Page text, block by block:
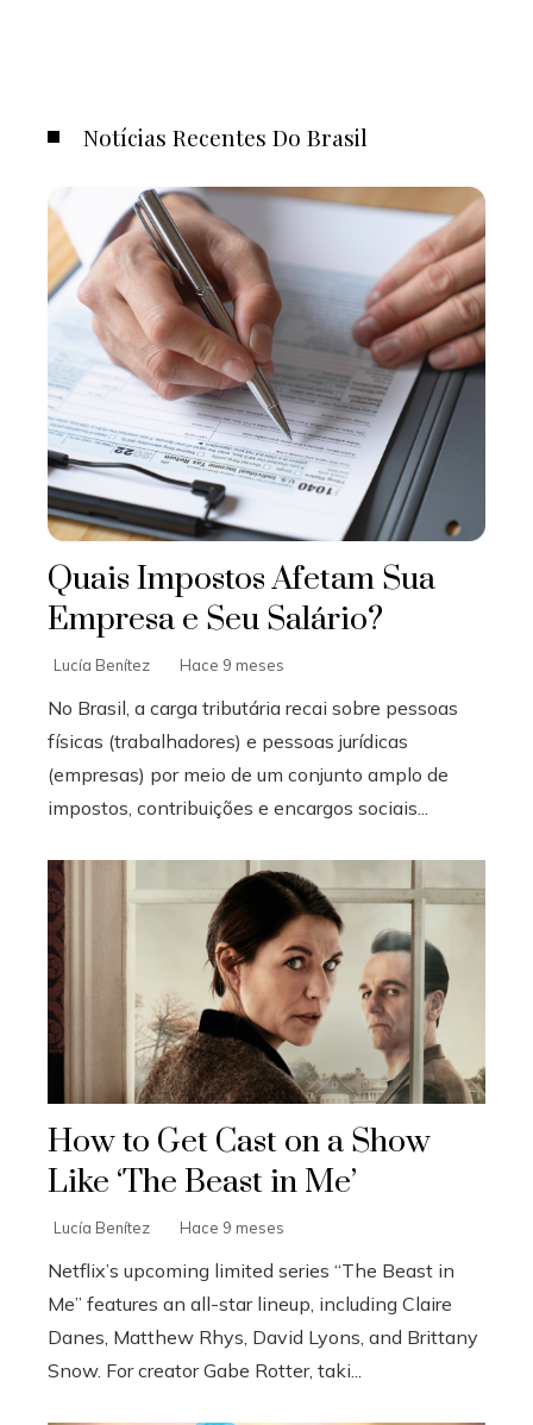
Notícias Recentes Do Brasil
Quais Impostos Afetam Sua
Empresa e Seu Salário?
Lucía Benítez Hace 9 meses
No Brasil, a carga tributária recai sobre pessoas
físicas (trabalhadores) e pessoas jurídicas
(empresas) por meio de um conjunto amplo de
impostos, contribuições e encargos sociais...
How to Get Cast on a Show
Like ‘The Beast in Me’
Lucía Benítez Hace 9 meses
Netflix’s upcoming limited series “The Beast in
Me” features an all-star lineup, including Claire
Danes, Matthew Rhys, David Lyons, and Brittany
Snow. For creator Gabe Rotter, taki...